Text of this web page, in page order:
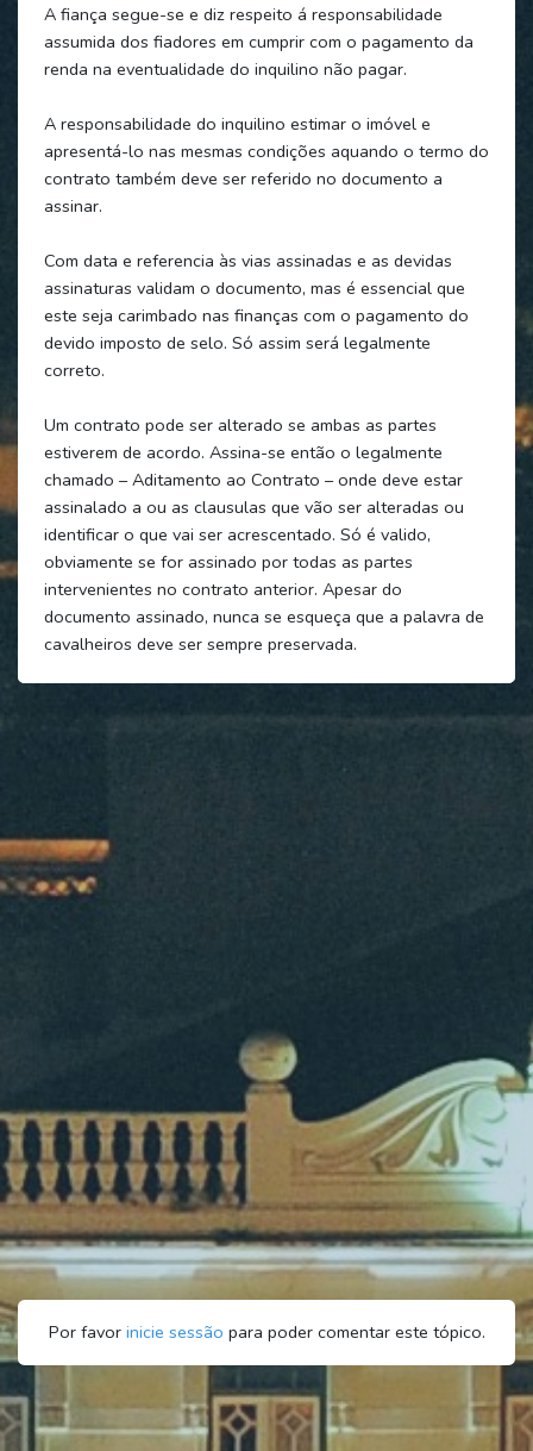
A fiança segue-se e diz respeito á responsabilidade
assumida dos fiadores em cumprir com o pagamento da
renda na eventualidade do inquilino não pagar.
A responsabilidade do inquilino estimar o imóvel e
apresentá-lo nas mesmas condições aquando o termo do
contrato também deve ser referido no documento a
assinar.
Com data e referencia às vias assinadas e as devidas
assinaturas validam o documento, mas é essencial que
este seja carimbado nas finanças com o pagamento do
devido imposto de selo. Só assim será legalmente
correto.
Um contrato pode ser alterado se ambas as partes
estiverem de acordo. Assina-se então o legalmente
chamado – Aditamento ao Contrato – onde deve estar
assinalado a ou as clausulas que vão ser alteradas ou
identificar o que vai ser acrescentado. Só é valido,
obviamente se for assinado por todas as partes
intervenientes no contrato anterior. Apesar do
documento assinado, nunca se esqueça que a palavra de
cavalheiros deve ser sempre preservada.
Por favor inicie sessão para poder comentar este tópico.